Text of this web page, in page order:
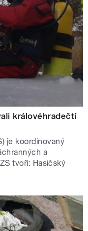
královéhradečtí
je koordinovaný
a
tvoří: Hasičský